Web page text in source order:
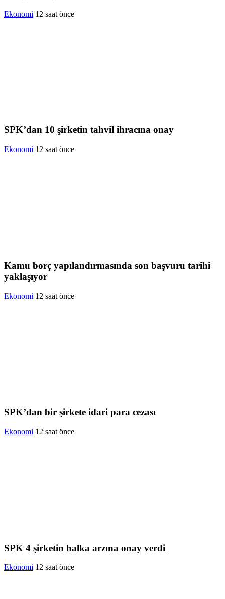
Ekonomi 12 saat önce
SPK’dan 10 şirketin tahvil ihracına onay
Ekonomi 12 saat önce
Kamu borç yapılandırmasında son başvuru tarihi
yaklaşıyor
Ekonomi 12 saat önce
SPK’dan bir şirkete idari para cezası
Ekonomi 12 saat önce
SPK 4 şirketin halka arzına onay verdi
Ekonomi 12 saat önce